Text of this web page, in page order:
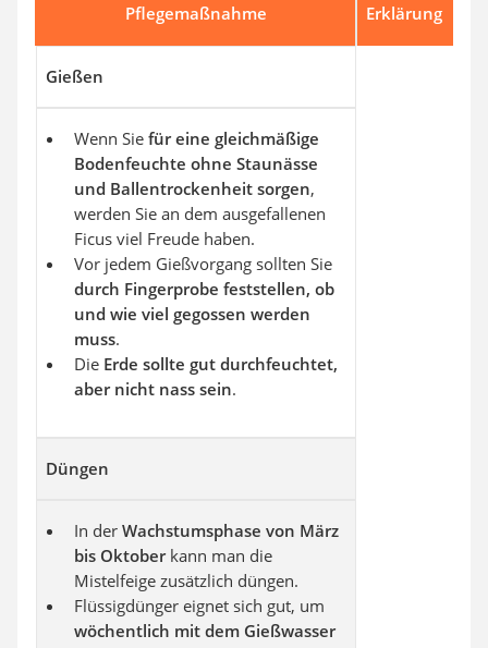
Pflegemaßnahme Erklärung
Gießen
Wenn Sie für eine gleichmäßige
Bodenfeuchte ohne Staunässe
und Ballentrockenheit sorgen,
werden Sie an dem ausgefallenen
Ficus viel Freude haben.
Vor jedem Gießvorgang sollten Sie
durch Fingerprobe feststellen, ob
und wie viel gegossen werden
muss.
Die Erde sollte gut durchfeuchtet,
aber nicht nass sein.
Düngen
In der Wachstumsphase von März
bis Oktoberkann man die
Mistelfeige zusätzlich düngen.
Flüssigdünger eignet sich gut, um
wöchentlich mit dem Gießwasser